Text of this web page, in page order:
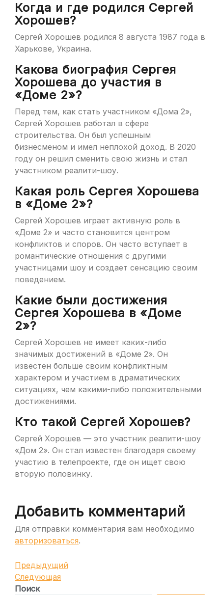
Когда и где родился Сергей
Хорошев?
Сергей Хорошев родился 8 августа 1987 года в
Харькове, Украина.
Какова биография Сергея
Хорошева до участия в
«Доме 2»?
Перед тем, как стать участником «Дома 2»,
Сергей Хорошев работал в сфере
строительства. Он был успешным
бизнесменом и имел неплохой доход. В 2020
году он решил сменить свою жизнь и стал
участником реалити-шоу.
Какая роль Сергея Хорошева
в «Доме 2»?
Сергей Хорошев играет активную роль в
«Доме 2» и часто становится центром
конфликтов и споров. Он часто вступает в
романтические отношения с другими
участницами шоу и создает сенсацию своим
поведением.
Какие были достижения
Сергея Хорошева в «Доме
2»?
Сергей Хорошев не имеет каких-либо
значимых достижений в «Доме 2». Он
известен больше своим конфликтным
характером и участием в драматических
ситуациях, чем какими-либо положительными
достижениями.
Кто такой Сергей Хорошев?
Сергей Хорошев — это участник реалити-шоу
«Дом 2». Он стал известен благодаря своему
участию в телепроекте, где он ищет свою
вторую половинку.
Добавить комментарий
Для отправки комментария вам необходимо
авторизоваться.
Навигация
по
Предыдущая
запись
Предыдущий
Следующая
запись
Следующая
Поиск